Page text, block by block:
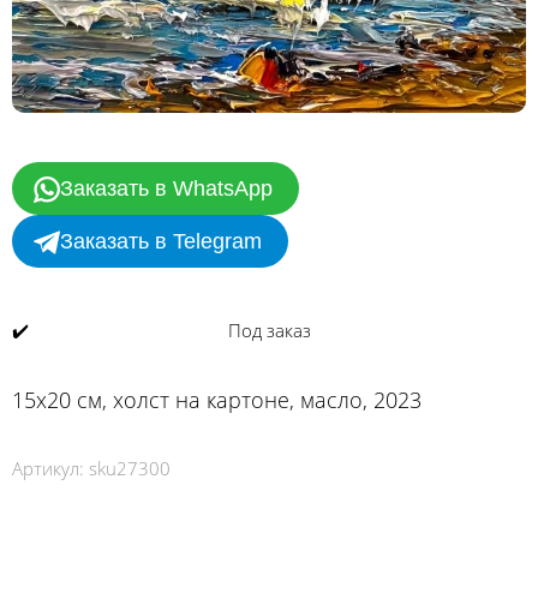
Заказать в WhatsApp
Заказать в Telegram
✔️ Под заказ
15х20 см, холст на картоне, масло, 2023
Артикул: sku27300